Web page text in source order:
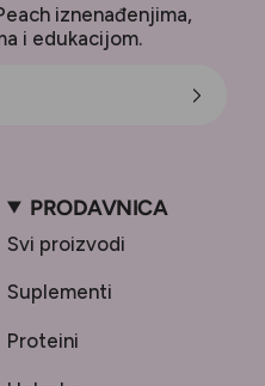
iznenađenjima,
i edukacijom.
PRODAVNICA
Svi proizvodi
Suplementi
Proteini